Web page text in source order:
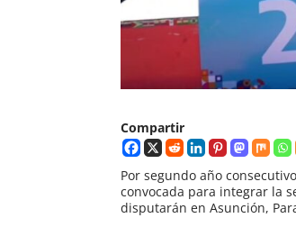
Compartir
Por segundo año
convocada para integrar la
disputarán en Asunción,